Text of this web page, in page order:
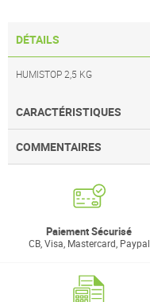
DÉTAILS
HUMISTOP 2,5 KG
CARACTÉRISTIQUES
COMMENTAIRES
Paiement Sécurisé
CB, Visa, Mastercard, Paypal